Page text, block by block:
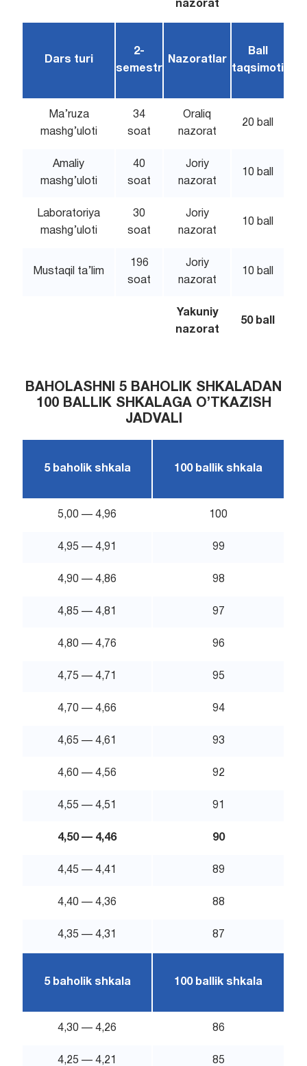
nazorat
Dars turi
2-
semestr
Nazoratlar
Ball
taqsimoti
Ma’ruza
mashg’uloti
34
soat
Oraliq
nazorat
20 ball
Amaliy
mashg’uloti
40
soat
Joriy
nazorat
10 ball
Laboratoriya
mashg’uloti
30
soat
Joriy
nazorat
10 ball
Mustaqil ta’lim
196
soat
Joriy
nazorat
10 ball
Yakuniy
nazorat
50 ball
BAHOLASHNI 5 BAHOLIK SHKALADAN
100 BALLIK SHKALAGA O’TKAZISH
JADVALI
5 baholik shkala 100 ballik shkala
5,00 — 4,96 100
4,95 — 4,91 99
4,90 — 4,86 98
4,85 — 4,81 97
4,80 — 4,76 96
4,75 — 4,71 95
4,70 — 4,66 94
4,65 — 4,61 93
4,60 — 4,56 92
4,55 — 4,51 91
4,50 — 4,46 90
4,45 — 4,41 89
4,40 — 4,36 88
4,35 — 4,31 87
5 baholik shkala 100 ballik shkala
4,30 — 4,26 86
4,25 — 4,21 85